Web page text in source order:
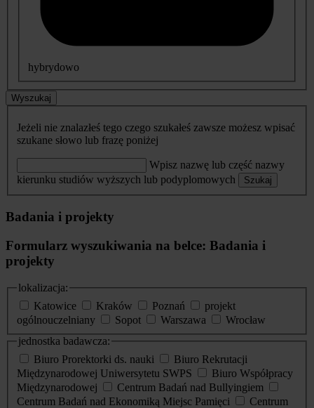
hybrydowo
Wyszukaj
Jeżeli nie znalazłeś tego czego szukałeś zawsze możesz wpisać
szukane słowo lub frazę poniżej
Wpisz nazwę lub część nazwy
kierunku studiów wyższych lub podyplomowych
Szukaj
Badania i projekty
Formularz wyszukiwania na belce: Badania i
projekty
lokalizacja:
Katowice
Kraków Poznań
projekt
ogólnouczelniany
Sopot Warszawa
Wrocław
jednostka badawcza:
Biuro Prorektorki ds. nauki
Biuro Rekrutacji
Międzynarodowej Uniwersytetu SWPS
Biuro Współpracy
Międzynarodowej
Centrum Badań nad Bullyingiem
Centrum Badań nad Ekonomiką Miejsc Pamięci
Centrum